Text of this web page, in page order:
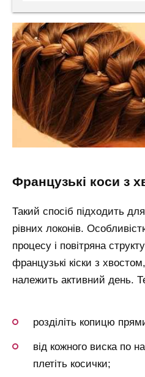
французькі коси з
Такий спосіб підходить
рівних локонів.
процесу і повітряна
французькі кіски з
належить активний день.
розділіть копицю
від кожного виска по
плетіть косички;